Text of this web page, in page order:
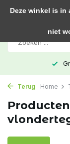
Terug Home
Deze winkel is in
niet